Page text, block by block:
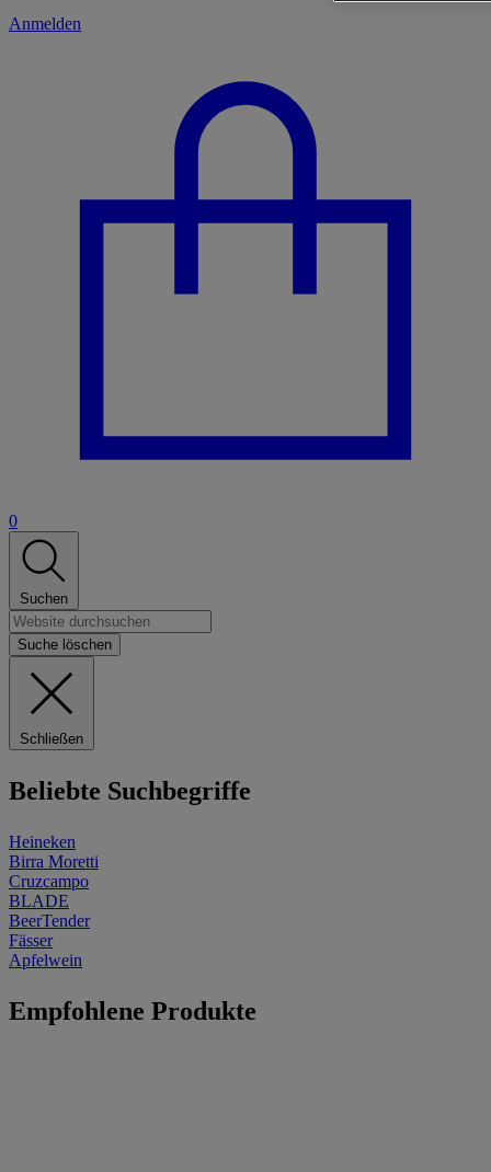
Anmelden
0
Suchen
Suche löschen
Schließen
Beliebte Suchbegriffe
Heineken
Birra Moretti
Cruzcampo
BLADE
BeerTender
Fässer
Apfelwein
Empfohlene Produkte